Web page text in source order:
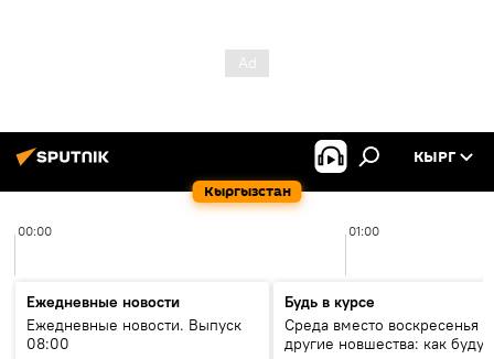
Кыргызстан
КЫРГ
00:00 01:00
Ежедневные новости
Ежедневные новости. Выпуск
08:00
Будь в курсе
Среда вместо воскресенья и
другие новшества: как будут